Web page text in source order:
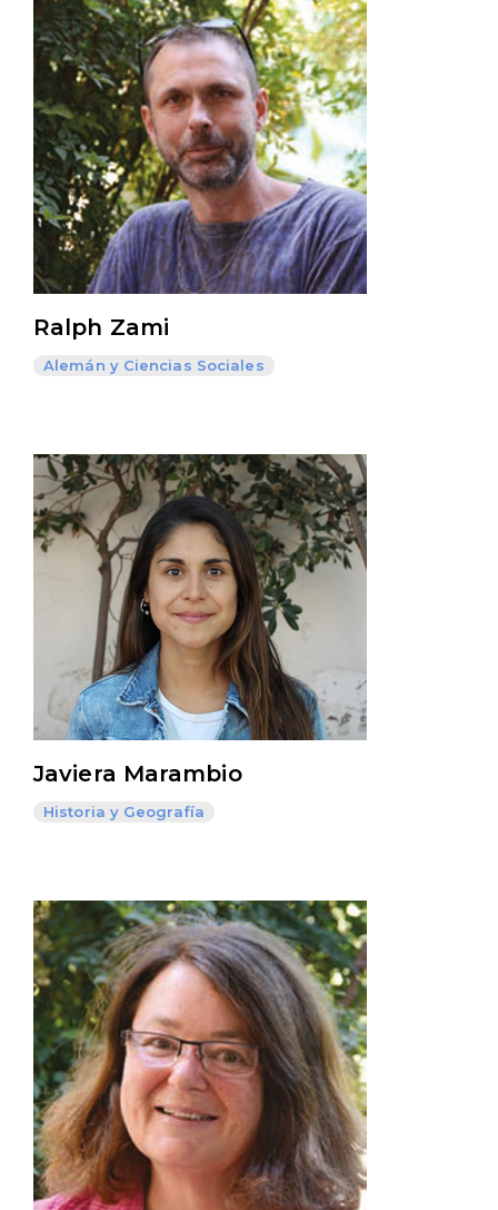
Ralph Zami
Alemán y Ciencias Sociales
Javiera Marambio
Historia y Geografía